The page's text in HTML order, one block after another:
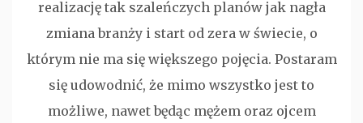
realizację tak szaleńczych planów jak nagła
zmiana branży i start od zera w świecie, o
którym nie ma się większego pojęcia. Postaram
się udowodnić, że mimo wszystko jest to
możliwe, nawet będąc mężem oraz ojcem